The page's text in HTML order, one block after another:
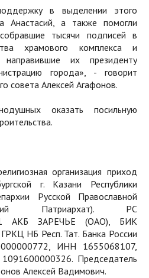
в выделении этого
Анастасий, а также помогли
тысячи подписей в
храмового комплекса и
их президенту
города», - говорит
совета Алексей Агафонов.
оказать посильную
организация приход
г. Казани Республики
Русской Православной
Патриархат). РС
АКБ ЗАРЕЧЬЕ (ОАО), БИК
НБ Респ. Тат. Банка России
ИНН 1655068107,
Председатель
Алексей Вадимович.